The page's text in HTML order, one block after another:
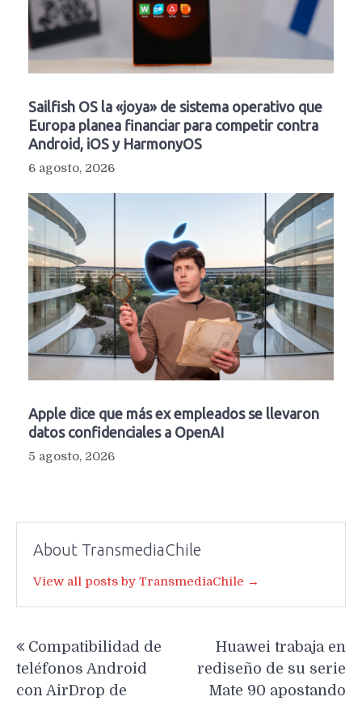
Sailfish OS la «joya» de sistema operativo que
Europa planea financiar para competir contra
Android, iOS y HarmonyOS
6 agosto, 2026
Apple dice que más ex empleados se llevaron
datos confidenciales a OpenAI
5 agosto, 2026
About TransmediaChile
View all posts by TransmediaChile →
de
entradas
Compatibilidad de
teléfonos Android
con AirDrop de
Huawei trabaja en
rediseño de su serie
Mate 90 apostando